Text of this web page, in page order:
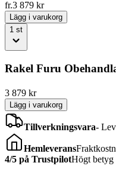
fr.3 879 kr
Lägg i varukorg
1 st
Rakel Furu
3 879 kr
Lägg i varukorg
Tillverkningsvara-
Hemleverans
4/5 på TrustpilotHögt betyg